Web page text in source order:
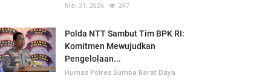
Mei 31, 2026
247
Polda NTT Sambut Tim BPK RI:
Komitmen Mewujudkan
Pengelolaan...
Humas Polres Sumba Barat Daya